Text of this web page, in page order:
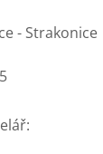
- Strakonice